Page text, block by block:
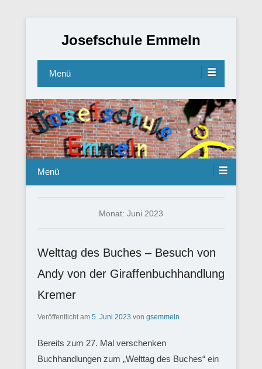
Josefschule Emmeln
Menü
Menü
Monat: Juni 2023
Welttag des Buches – Besuch von
Andy von der Giraffenbuchhandlung
Kremer
Veröffentlicht am 5. Juni 2023 von gsemmeln
Bereits zum 27. Mal verschenken
Buchhandlungen zum „Welttag des Buches“ ein